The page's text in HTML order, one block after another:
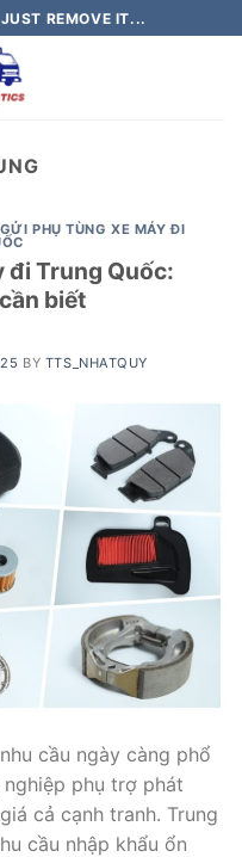
REMOVE IT...
GỬI PHỤ TÙNG XE MÁY ĐI
đi Trung Quốc:
biết
BY TTS_NHATQUY
cầu ngày càng phổ
phụ trợ phát
cả cạnh tranh. Trung
cầu nhập khẩu ổn